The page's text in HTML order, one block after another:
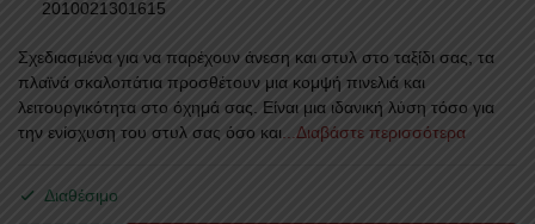
2010021301615
Σχεδιασμένα για να παρέχουν άνεση και στυλ στο ταξίδι σας, τα
πλαϊνά σκαλοπάτια προσθέτουν μια κομψή πινελιά και
λειτουργικότητα στο όχημά σας. Είναι μια ιδανική λύση τόσο για
την ενίσχυση του στυλ σας όσο και ...Διαβάστε περισσότερα
Διαθέσιμο